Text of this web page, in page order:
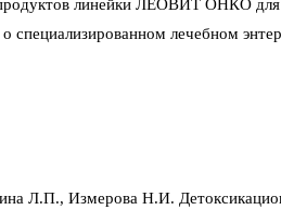
линейки ЛЕОВИТ ОНКО для
лечебном
Л.П., Измерова Н.И.